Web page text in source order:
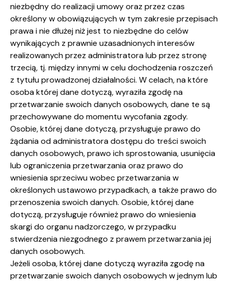
niezbędny do realizacji umowy oraz przez czas
określony w obowiązujących w tym zakresie przepisach
prawa i nie dłużej niż jest to niezbędne do celów
wynikających z prawnie uzasadnionych interesów
realizowanych przez administratora lub przez stronę
trzecią, tj. między innymi w celu dochodzenia roszczeń
z tytułu prowadzonej działalności. W celach, na które
osoba której dane dotyczą, wyraziła zgodę na
przetwarzanie swoich danych osobowych, dane te są
przechowywane do momentu wycofania zgody.
Osobie, której dane dotyczą, przysługuje prawo do
żądania od administratora dostępu do treści swoich
danych osobowych, prawo ich sprostowania, usunięcia
lub ograniczenia przetwarzania oraz prawo do
wniesienia sprzeciwu wobec przetwarzania w
określonych ustawowo przypadkach, a także prawo do
przenoszenia swoich danych. Osobie, której dane
dotyczą, przysługuje również prawo do wniesienia
skargi do organu nadzorczego, w przypadku
stwierdzenia niezgodnego z prawem przetwarzania jej
danych osobowych.
Jeżeli osoba, której dane dotyczą wyraziła zgodę na
przetwarzanie swoich danych osobowych w jednym lub